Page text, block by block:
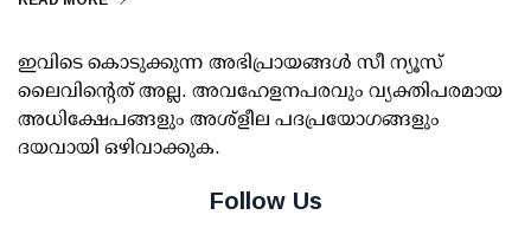
ഇവിടെ കൊടുക്കുന്ന അഭിപ്രായങ്ങള്‍ സീ ന്യൂസ്
ലൈവിന്റെത് അല്ല. അവഹേളനപരവും വ്യക്തിപരമായ
അധിക്ഷേപങ്ങളും അശ്‌ളീല പദപ്രയോഗങ്ങളും
ദയവായി ഒഴിവാക്കുക.
Follow Us